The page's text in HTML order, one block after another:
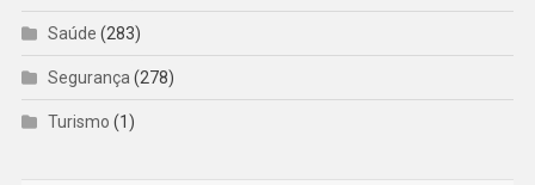
Saúde (283)
Segurança (278)
Turismo (1)